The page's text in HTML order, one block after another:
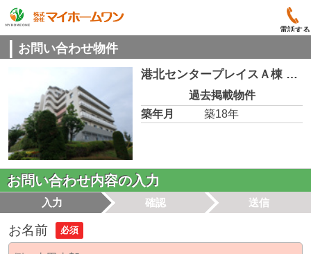
電話する
お問い合わせ物件
港北センタープレイスＡ棟 1006
過去掲載物件
築年月
築18年
お問い合わせ内容の入力
入力 確認 送信
お名前 必須